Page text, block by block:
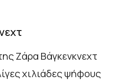
Ζάρα Βάγκενκνεχτ
χιλιάδες ψήφους